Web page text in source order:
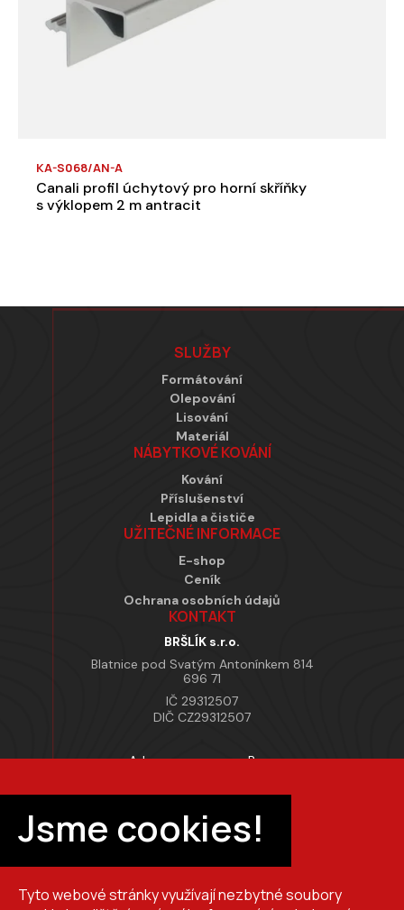
Jsme cookies!
Tyto webové stránky využívají nezbytné soubory
KA-S068/AN-A
Canali profil úchytový pro horní skříňky
s výklopem 2 m antracit
Zápatí
SLUŽBY
Formátování
Olepování
Lisování
Materiál
NÁBYTKOVÉ KOVÁNÍ
Kování
Příslušenství
Lepidla a čističe
UŽITEČNÉ INFORMACE
E-shop
Ceník
Ochrana osobních údajů
KONTAKT
BRŠLÍK s.r.o.
Blatnice pod Svatým Antonínkem 814
696 71
IČ 29312507
DIČ CZ29312507
Adresa provozovny Brno
Pracovní doba
Po–Pá 7:00 – 15:30